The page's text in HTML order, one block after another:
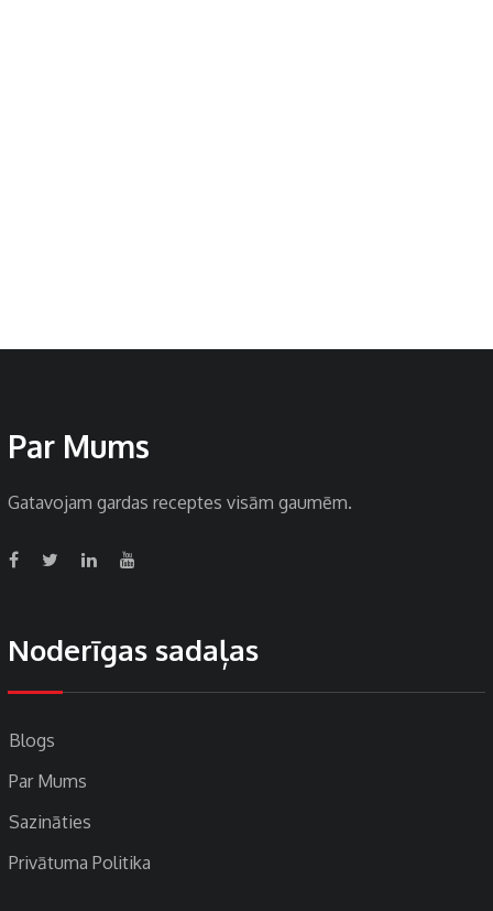
Par Mums
Gatavojam gardas receptes visām gaumēm.
Noderīgas sadaļas
Blogs
Par Mums
Sazināties
Privātuma Politika